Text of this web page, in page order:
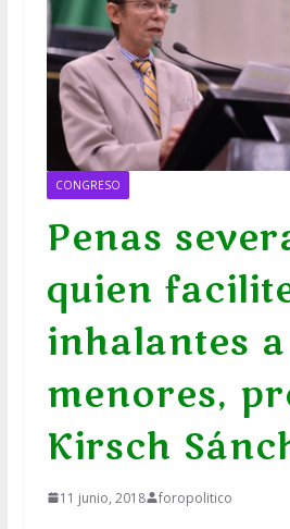
CONGRESO
Penas
quien
inhalantes a
menores,
Kirsch
11 junio, 2018 foropolitico